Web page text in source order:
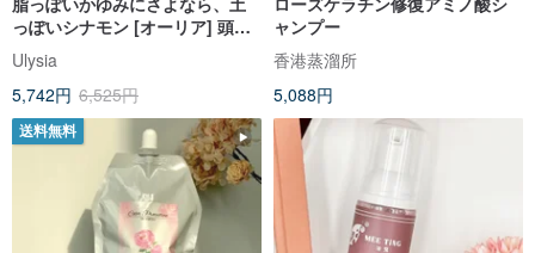
っぽいシナモン [オーリア] 頭皮
浄化セット 2個
Ulysia
5,742円 6,525円
ャンプー
香港蒸溜所
5,088円
送料無料